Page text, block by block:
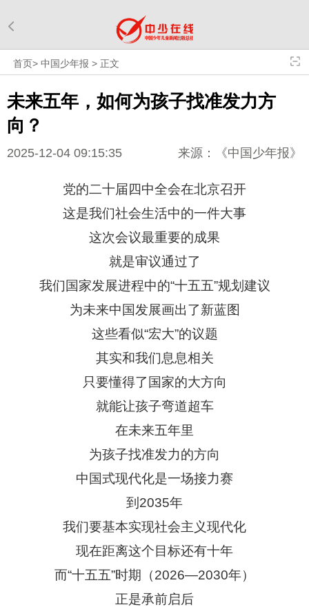
首页>中国少年报 > 正文
未来五年，如何为孩子找准发力方
向？
2025-12-04 09:15:35 来源：《中国少年报》
党的二十届四中全会在北京召开
这是我们社会生活中的一件大事
这次会议最重要的成果
就是审议通过了
我们国家发展进程中的“十五五”规划建议
为未来中国发展画出了新蓝图
这些看似“宏大”的议题
其实和我们息息相关
只要懂得了国家的大方向
就能让孩子弯道超车
在未来五年里
为孩子找准发力的方向
中国式现代化是一场接力赛
到2035年
我们要基本实现社会主义现代化
现在距离这个目标还有十年
而“十五五”时期（2026—2030年）
正是承前启后